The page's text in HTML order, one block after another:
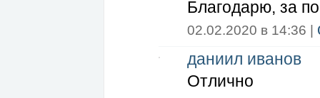
Благодарю, за
02.02.2020 в 14:36 |
даниил иванов
Отлично